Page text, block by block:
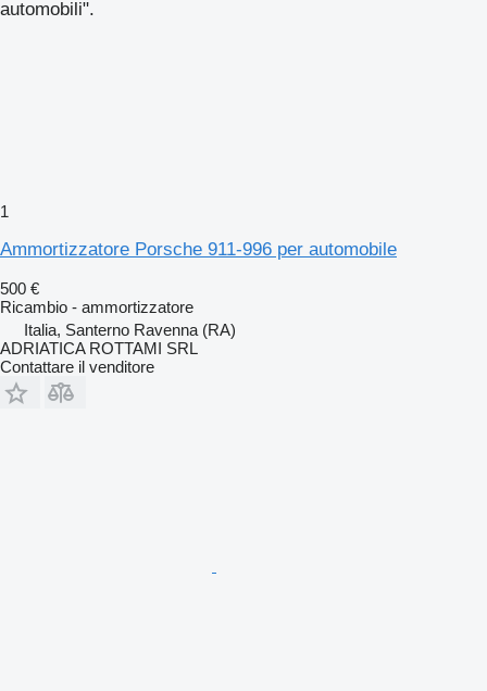
automobili".
1
Ammortizzatore Porsche 911-996 per automobile
500 €
Ricambio - ammortizzatore
Italia, Santerno Ravenna (RA)
ADRIATICA ROTTAMI SRL
Contattare il venditore